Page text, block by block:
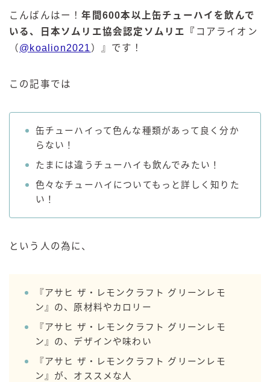
サントリー
ー196℃ ストロングゼロ
ー196℃ ザ・まるごと
ほろよい
角ハイボール
トリスハイボール
ジムビームハイボール
鏡月焼酎ハイ
樽ハイ倶楽部
ザ・カクテルクラフト
月庵
こんばんはー！年間600本以上缶チューハイを飲んで
いる、日本ソムリエ協会認定ソムリエ『 コアライオン
（ @koalion2021 ）』です！
この記事では
缶チューハイって色んな種類があって良く分か
らない！
たまには違うチューハイも飲んでみたい！
色々なチューハイについてもっと詳しく知りた
い！
という人の為に、
『アサヒ ザ・レモンクラフト グリーンレモ
ン』の、原材料やカロリー
『アサヒ ザ・レモンクラフト グリーンレモ
ン』の、デザインや味わい
『アサヒ ザ・レモンクラフト グリーンレモ
ン』が、オススメな人